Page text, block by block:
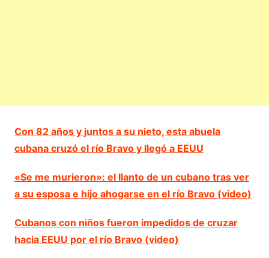
Con 82 años y juntos a su nieto, esta abuela
cubana cruzó el río Bravo y llegó a EEUU
«Se me murieron»: el llanto de un cubano tras ver
a su esposa e hijo ahogarse en el río Bravo (video)
Cubanos con niños fueron impedidos de cruzar
hacia EEUU por el río Bravo (video)